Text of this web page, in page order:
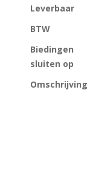
Leverbaar
BTW
Biedingen
sluiten op
Omschrijving